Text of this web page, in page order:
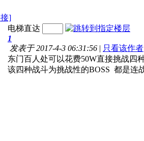
]
电梯直达
1
发表于 2017-4-3 06:31:56 | 只看该作者
东门百人处可以花费50W直接挑战四
该四种战斗为挑战性的BOSS 都是